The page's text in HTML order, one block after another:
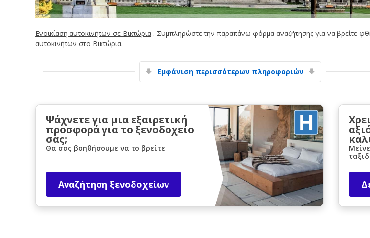
Αποκτήστε πρόσβαση σε
προσφορές συνεργατών
Σύνδεση με eLink
Ενοικίαση αυτοκινήτων σε Βικτώρια . Συμπληρώστε την παραπάνω φόρμα αναζήτησης για να βρείτε
αυτοκινήτων στο Βικτώρια.
Εμφάνιση περισσότερων πληροφοριών
Ψάχνετε για μια εξαιρετική
προσφορά για το ξενοδοχείο
σας;
Θα σας βοηθήσουμε να το βρείτε
Αναζήτηση ξενοδοχείων